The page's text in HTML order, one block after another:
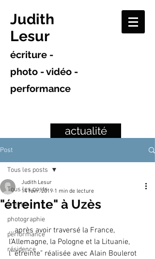
Judith
Lesur
écriture -
photo - vidéo -
performance
actualité
Post
Tous les posts
presse
photographie
performance
résidence
Tous les posts
"étreinte" à Uzès
Judith Lesur
14 févr. 2019 1 min de lecture
...après avoir traversé la France,
l'Allemagne, la Pologne et la Lituanie,
l'"étreinte" réalisée avec Alain Boulerot